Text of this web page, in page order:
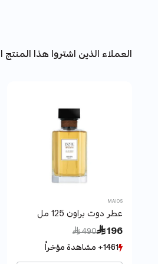
العملاء الذين اشتروا هذا المنتج
MAIOS
عطر دوت براون 125 مل
 196
Price reduced from
 490
to
1461+ مشاهدة مؤخراً
1461+ مشاهدة مؤخراً